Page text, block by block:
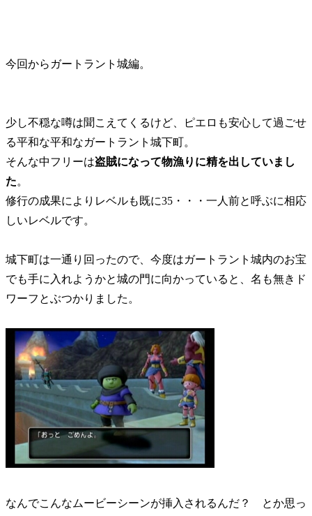
今回からガートラント城編。
少し不穏な噂は聞こえてくるけど、ピエロも安心して過ごせ
る平和な平和なガートラント城下町。
そんな中フリーは盗賊になって物漁りに精を出していまし
た。
修行の成果によりレベルも既に35・・・一人前と呼ぶに相応
しいレベルです。
城下町は一通り回ったので、今度はガートラント城内のお宝
でも手に入れようかと城の門に向かっていると、名も無きド
ワーフとぶつかりました。
なんでこんなムービーシーンが挿入されるんだ？ とか思っ